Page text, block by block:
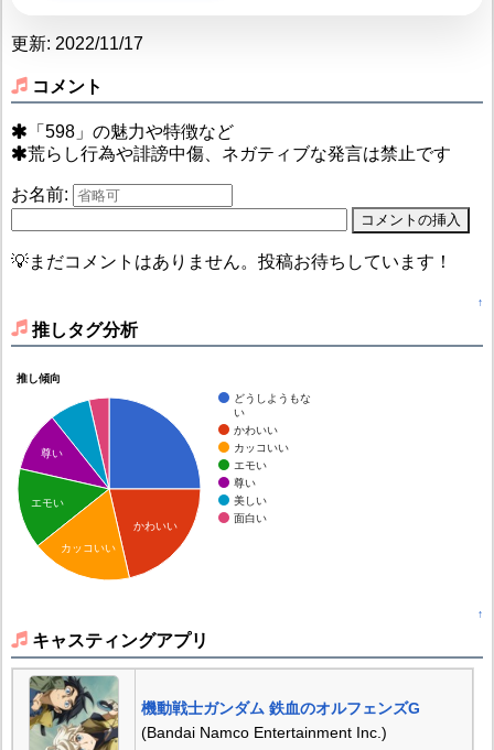
更新: 2022/11/17
コメント
「598」の魅力や特徴など
荒らし行為や誹謗中傷、ネガティブな発言は禁止です
お名前:
💡まだコメントはありません。投稿お待ちしています！
↑
推しタグ分析
推し傾向
どうしようもな
い
かわいい
カッコいい
エモい
尊い
美しい
面白い
かわいい
尊い
エモい
カッコいい
↑
キャスティングアプリ
機動戦士ガンダム 鉄血のオルフェンズG
(Bandai Namco Entertainment Inc.)